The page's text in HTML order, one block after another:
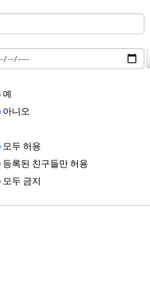
예
아니오
모두 허용
등록된 친구들만 허용
모두 금지